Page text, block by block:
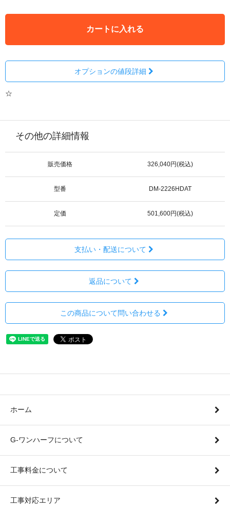
カートに入れる
オプションの値段詳細
☆
その他の詳細情報
販売価格 326,040円(税込)
型番 DM-2226HDAT
定価 501,600円(税込)
支払い・配送について
返品について
この商品について問い合わせる
ホーム
G-ワンハーフについて
工事料金について
工事対応エリア